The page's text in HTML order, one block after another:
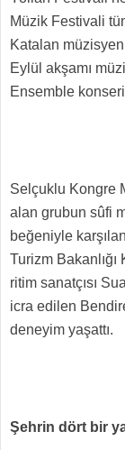
Müzik Festivali
Katalan
Eylül akşamı
Ensemble
Selçuklu Kongre
alan grubun sûfi
beğeniyle
Turizm
ritim sanatçısı
icra edilen
deneyim yaşattı.
Şehrin dört bir